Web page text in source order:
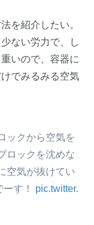
を紹介したい。
ない労力で、し
いので、容器に
でみるみる空気
ックから空気を
ロックを沈めな
空気が抜けてい
す！ pic.twitter.